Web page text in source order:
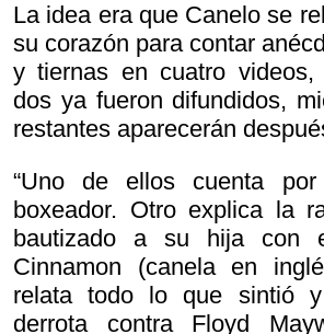
La idea era que Canelo se
su corazón para contar
y tiernas en cuatro
dos ya fueron difundidos,
restantes aparecerán
“Uno de ellos cuenta
boxeador. Otro explica la
bautizado a su hija con
Cinnamon (canela en
relata todo lo que sintió
derrota contra Floyd